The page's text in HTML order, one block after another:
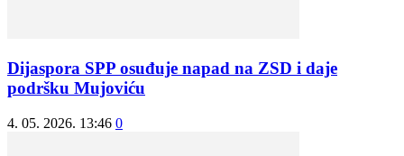
Dijaspora SPP osuđuje napad na ZSD i daje
podršku Mujoviću
4. 05. 2026. 13:46 0